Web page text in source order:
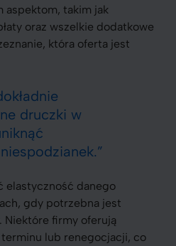
aspektom, takim jak
oraz wszelkie dodatkowe
która oferta jest
druczki w
elastyczność danego
gdy potrzebna jest
Niektóre firmy oferują
lub renegocjacji, co